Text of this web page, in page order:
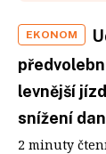
EKONOM
levnější
snížení
2 minuty